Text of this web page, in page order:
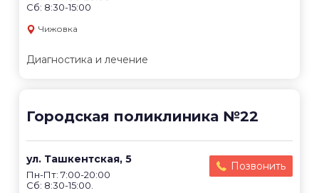
Сб: 8:30-15:00
Чижовка
Диагностика и лечение
Городская поликлиника №22
ул. Ташкентская, 5
Пн-Пт: 7:00-20:00
Сб: 8:30-15:00.
Позвонить